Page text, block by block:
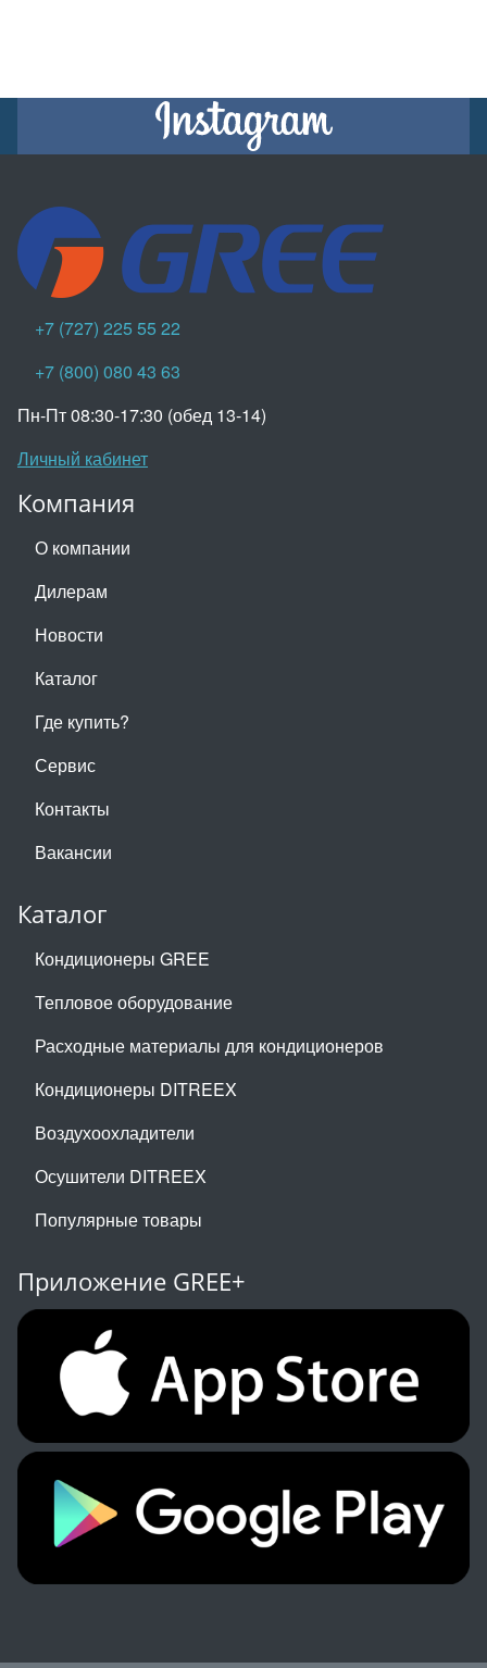
+7 (727) 225 55 22
+7 (800) 080 43 63
Пн-Пт 08:30-17:30 (обед 13-14)
Личный кабинет
Компания
О компании
Дилерам
Новости
Каталог
Где купить?
Сервис
Контакты
Вакансии
Каталог
Кондиционеры GREE
Тепловое оборудование
Расходные материалы для кондиционеров
Кондиционеры DITREEX
Воздухоохладители
Осушители DITREEX
Популярные товары
Приложение GREE+